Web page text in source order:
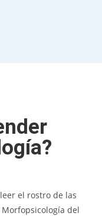
el rostro de las
del